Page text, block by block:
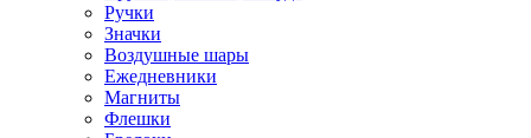
Ручки
Значки
Воздушные шары
Ежедневники
Магниты
Флешки